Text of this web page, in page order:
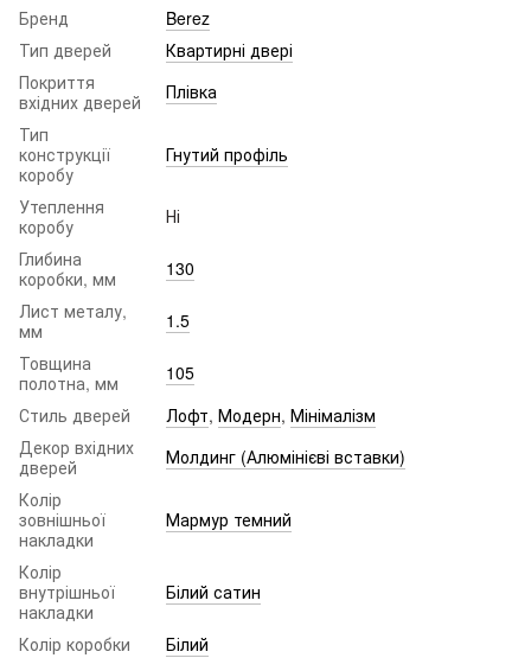
Бренд
Berez
Тип дверей
Квартирні двері
Покриття
вхідних дверей
Плівка
Тип
конструкції
коробу
Гнутий профіль
Утеплення
коробу
Ні
Глибина
коробки, мм
130
Лист металу,
мм
1.5
Товщина
полотна, мм
105
Стиль дверей
Лофт, Модерн, Мінімалізм
Декор вхідних
дверей
Молдинг (Алюмінієві вставки)
Колір
зовнішньої
накладки
Мармур темний
Колір
внутрішньої
накладки
Білий сатин
Колір коробки
Білий